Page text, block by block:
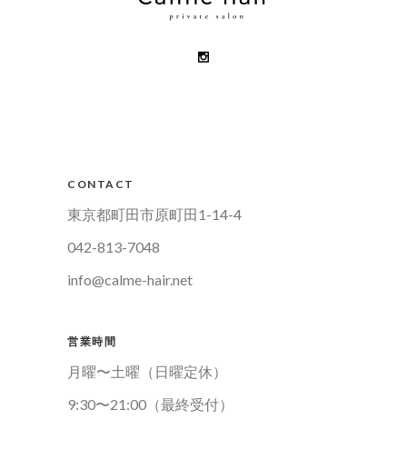
CONTACT
東京都町田市原町田1-14-4
042-813-7048
info@calme-hair.net
営業時間
月曜〜土曜（日曜定休）
9:30〜21:00（最終受付）